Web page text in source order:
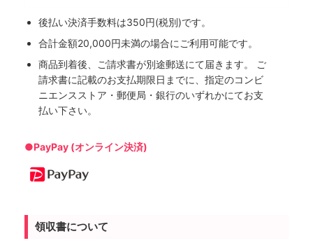
後払い決済手数料は350円(税別)です。
合計金額20,000円未満の場合にご利用可能です。
商品到着後、ご請求書が別途郵送にて届きます。 ご
請求書に記載のお支払期限日までに、指定のコンビ
ニエンスストア・郵便局・銀行のいずれかにてお支
払い下さい。
●PayPay (オンライン決済)
領収書について